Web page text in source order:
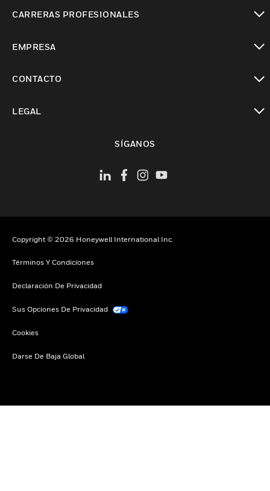
CARRERAS PROFESIONALES
EMPRESA
CONTACTO
LEGAL
SÍGANOS
Copyright © 2026 Honeywell International Inc.
Términos Y Condiciones
Declaración De Privacidad
Sus Opciones De Privacidad
Cookies
Darse De Baja Global